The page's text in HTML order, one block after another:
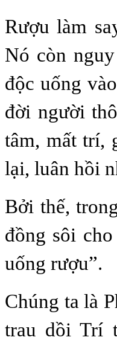
Rượu làm
Nó còn
độc uống
đời người
tâm, mất trí,
lại, luân hồi
Bởi thế,
đồng sôi
uống rượu”.
Chúng ta là
trau dồi Trí